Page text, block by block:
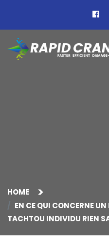
HOME
EN CE QUI CONCERNE
TACHTOU INDIVIDU RIEN